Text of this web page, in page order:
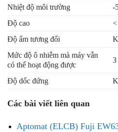
Nhiệt độ môi trường
-
Độ cao
Độ ẩm tương đối
Mức độ ô nhiễm mà máy vẫn
có thể hoạt động được
3
Độ dốc đứng
Các bài viết liên quan
Aptomat (ELCB) Fuji